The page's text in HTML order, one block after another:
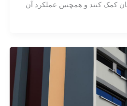
کمک کنند و همچنین عملکرد آن